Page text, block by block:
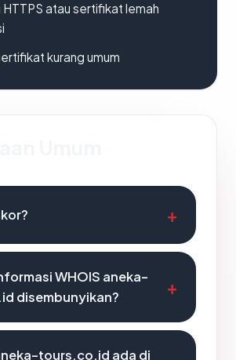
HTTPS atau sertifikat lemah
kurang umum
WHOIS aneka-
disembunyikan?
tours.co.id ada di